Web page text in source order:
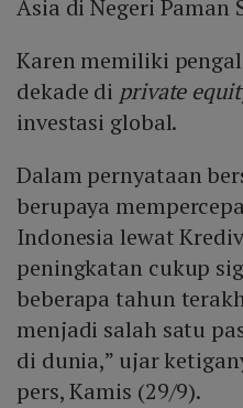
Asia di Negeri Paman
Karen memiliki
dekade di private
investasi global.
Dalam pernyataan
berupaya
Indonesia lewat
peningkatan cukup
beberapa tahun
menjadi salah satu
di dunia,” ujar
pers, Kamis (29/9).